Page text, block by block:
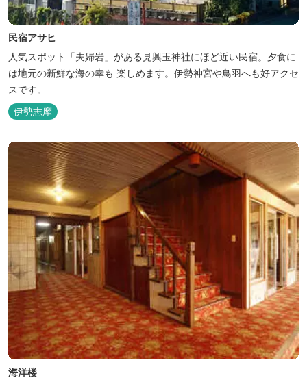
民宿アサヒ
人気スポット「夫婦岩」がある見興玉神社にほど近い民宿。夕食に
は地元の新鮮な海の幸も 楽しめます。伊勢神宮や鳥羽へも好アクセ
スです。
伊勢志摩
海洋楼